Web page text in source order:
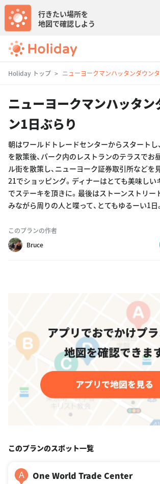
行きたい場所を
地図で確認しよう
Holiday トップ ニューヨークマンハッタンダウン
ニューヨークマンハッタン
ン1日ぶらり
朝はワールドトレードセンターからスタートし
を散策後、パーク内のレストランのテラスでお
ル街を散策し、ニューヨーク証券取引所などを
21でショッピング。ディナーはとても美味し
でステーキを頂きに。最後はストーンストリー
みながら周りの人と喋って、とてもゆるーい1日。
このプランの作者
Bruce
このプランのスポット一覧
A One World Trade Center